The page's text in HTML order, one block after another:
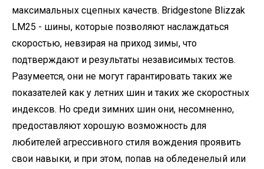
максимальных сцепных качеств. Bridgestone Blizzak
LM25 - шины, которые позволяют наслаждаться
скоростью, невзирая на приход зимы, что
подтверждают и результаты независимых тестов.
Разумеется, они не могут гарантировать таких же
показателей как у летних шин и таких же скоростных
индексов. Но среди зимних шин они, несомненно,
предоставляют хорошую возможность для
любителей агрессивного стиля вождения проявить
свои навыки, и при этом, попав на обледенелый или